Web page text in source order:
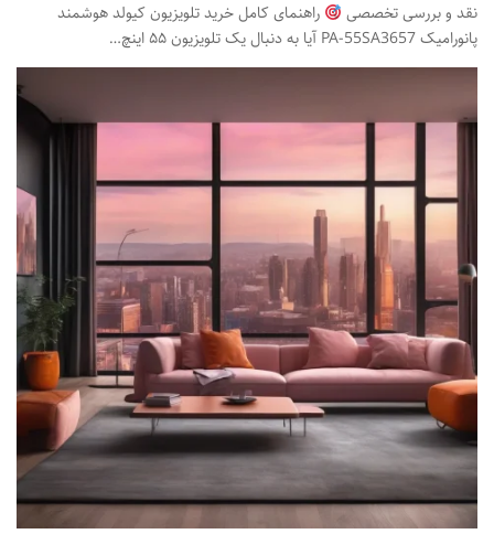
نقد و بررسی تخصصی
راهنمای کامل خرید تلویزیون کیولد هوشمند
پانورامیک PA-55SA3657 آیا به دنبال یک تلویزیون ۵۵ اینچ…